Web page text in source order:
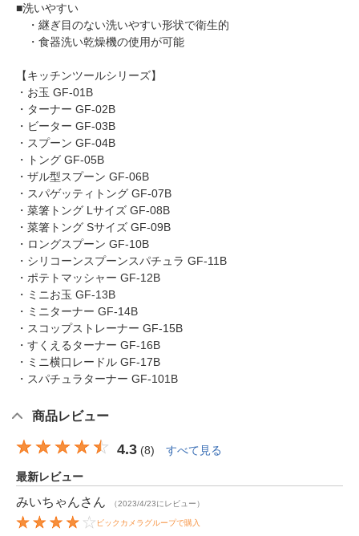
■洗いやすい
・継ぎ目のない洗いやすい形状で衛生的
・食器洗い乾燥機の使用が可能
【キッチンツールシリーズ】
・お玉 GF-01B
・ターナー GF-02B
・ビーター GF-03B
・スプーン GF-04B
・トング GF-05B
・ザル型スプーン GF-06B
・スパゲッティトング GF-07B
・菜箸トング Lサイズ GF-08B
・菜箸トング Sサイズ GF-09B
・ロングスプーン GF-10B
・シリコーンスプーンスパチュラ GF-11B
・ポテトマッシャー GF-12B
・ミニお玉 GF-13B
・ミニターナー GF-14B
・スコップストレーナー GF-15B
・すくえるターナー GF-16B
・ミニ横口レードル GF-17B
・スパチュラターナー GF-101B
商品レビュー
4.3 (8) すべて見る
最新レビュー
みいちゃんさん （2023/4/23にレビュー）
ビックカメラグループで購入